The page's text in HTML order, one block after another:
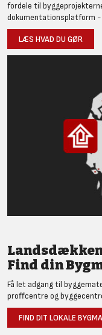
fordele til
dokumentationsplatform -
LÆS HVAD DU GØR
Find din
Få let adgang til
proffcentre og
FIND DIT LOKALE BYGMA